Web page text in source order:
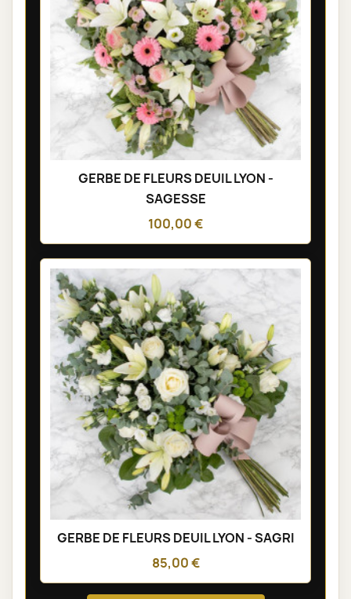
GERBE DE FLEURS DEUIL LYON -
SAGESSE
100,00 €
GERBE DE FLEURS DEUIL LYON - SAGRI
85,00 €